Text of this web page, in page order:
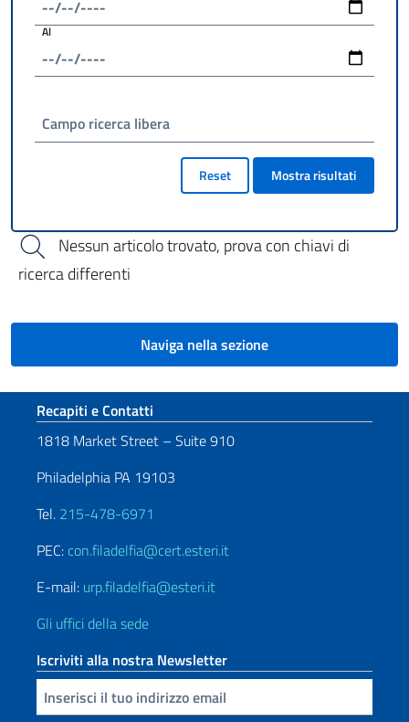
Al
Campo ricerca libera
Reset Mostra risultati
Nessun articolo trovato, prova con chiavi di
ricerca differenti
Naviga nella sezione
Sezione footer
Recapiti e Contatti
1818 Market Street – Suite 910
Philadelphia PA 19103
Tel. 215-478-6971
PEC: con.filadelfia@cert.esteri.it
E-mail: urp.filadelfia@esteri.it
Gli uffici della sede
Iscriviti alla nostra Newsletter
Inserisci la tua email